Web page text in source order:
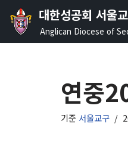
콘
대한성공회 서울
Anglican Diocese of
연중
기준 서울교구